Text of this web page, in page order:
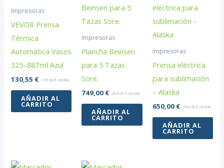
Impresoras
VEVOR Prensa
Térmica
Automática Vasos
325–887 ml Azul
130,55 € (157,96€ con IVA)
AÑADIR AL
CARRITO
Impresoras
Plancha Beinsen
para 5 Tazas
Sore.
749,00 € (906,29€ con IVA)
AÑADIR AL
CARRITO
Impresoras
Prensa eléctrica
para sublimación
– Alaska
650,00 € (786,50 €con IVA)
AÑADIR AL
CARRITO